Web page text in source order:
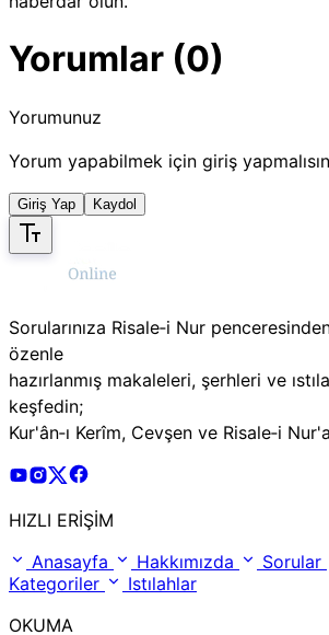
Yorumlar (0)
Yorumunuz
Yorum yapabilmek için giriş
Giriş Yap Kaydol
Sorularınıza Risale‑i Nur
özenle
hazırlanmış makaleleri, şerhleri ve
keşfedin;
Kur'ân‑ı Kerîm, Cevşen ve Risale‑i
Risale Online Youtube Hesabı
Risale Online Instagram Hesabı
Risale Online X Hesabı
HIZLI ERİŞİM
Anasayfa
Hakkımızda Sorular
Kategoriler
Istılahlar
OKUMA